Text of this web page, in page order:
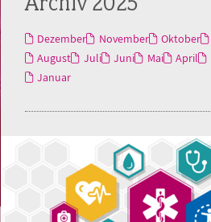
Dezember November Oktober
August
Juli Juni Mai April
Januar